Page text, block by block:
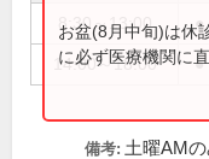
8:30～13:00 ●
14:00～18:00 ●
お盆(8月中旬)は休
に必ず医療機関に
備考: 土曜AM